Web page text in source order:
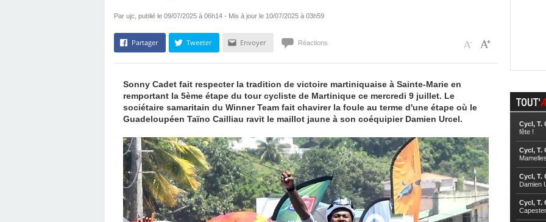
Par ujc, publié le 09/07/2025 à 06h14 - Mis à jour le 10/07/2025 à 03h59
Partager Tweeter Envoyer Réactions
Sonny Cadet fait respecter la tradition de victoire martiniquaise à Sainte-Marie en
remportant la 5ème étape du tour cycliste de Martinique ce mercredi 9 juillet. Le
sociétaire samaritain du Winner Team fait chavirer la foule au terme d'une étape où le
Guadeloupéen Taïno Cailliau ravit le maillot jaune à son coéquipier Damien Urcel.
TOUT'
Cycl, T.
fête !
Cycl, T.
Mamelles
Cycl, T.
Damien
Cycl, T.